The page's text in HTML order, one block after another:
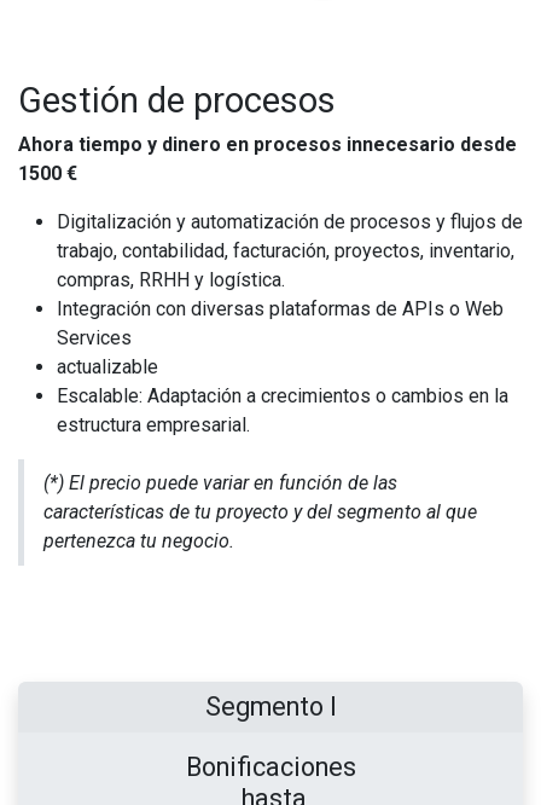
Gestión de procesos
​Ahora tiempo y dinero en procesos innecesario desde
1500 €
Digitalización y automatización de procesos y flujos de
trabajo, contabilidad, facturación, proyectos, inventario,
compras, RRHH y logística.
Integración con diversas plataformas de APIs o Web
Services
actualizable
Escalable: Adaptación a crecimientos o cambios en la
estructura empresarial.
(*) El precio puede variar en función de las
características de tu proyecto y del segmento al que
pertenezca tu negocio.
Segmento I
Bonificaciones
hasta